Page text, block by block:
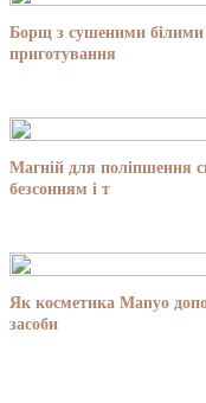
Борщ з сушеними білими
приготування
Магній для поліпшення
безсонням і т
Як косметика Manyo
засоби